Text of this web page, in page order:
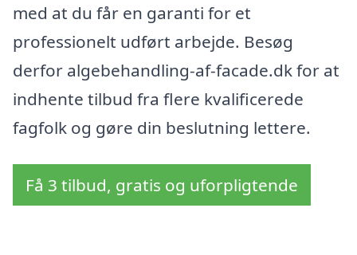
med at du får en garanti for et
professionelt udført arbejde. Besøg
derfor algebehandling-af-facade.dk for at
indhente tilbud fra flere kvalificerede
fagfolk og gøre din beslutning lettere.
Få 3 tilbud, gratis og uforpligtende